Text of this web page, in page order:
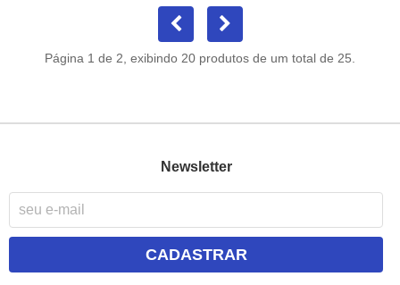
Página 1 de 2, exibindo 20 produtos de um total de 25.
Newsletter
CADASTRAR